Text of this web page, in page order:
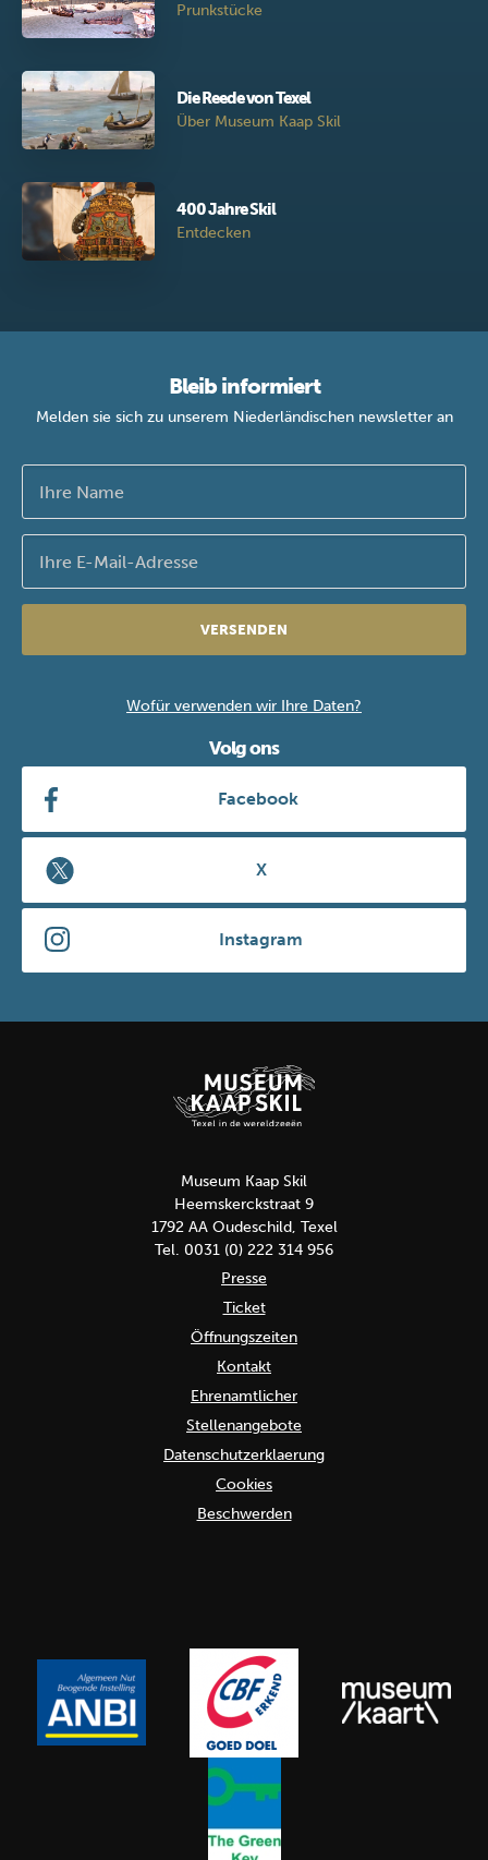
Prunkstücke
Die Reede von Texel
Über Museum Kaap Skil
400 Jahre Skil
Entdecken
Bleib informiert
Melden sie sich zu unserem Niederländischen newsletter an
VERSENDEN
Wofür verwenden wir Ihre Daten?
Volg ons
Facebook
X
Instagram
Museum Kaap Skil
Heemskerckstraat 9
1792 AA Oudeschild, Texel
Tel. 0031 (0) 222 314 956
Presse
Ticket
Öffnungszeiten
Kontakt
Ehrenamtlicher
Stellenangebote
Datenschutzerklaerung
Cookies
Beschwerden